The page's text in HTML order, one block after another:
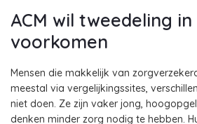
ACM wil tweedeling
voorkomen
Mensen die makkelijk van
meestal via vergelijkingssites,
niet doen. Ze zijn vaker jong,
denken minder zorg nodig te hebben.